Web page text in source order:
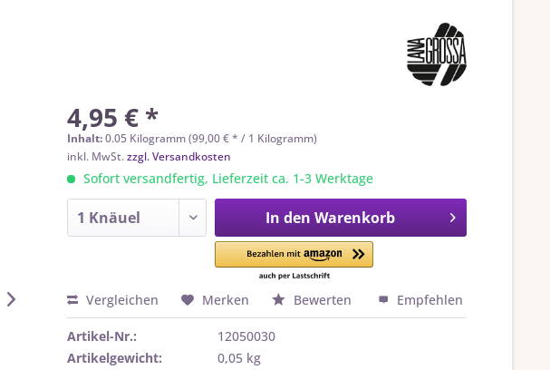
4,95 € *
Inhalt:0.05 Kilogramm (99,00 € * / 1 Kilogramm)
inkl. MwSt.zzgl. Versandkosten
Sofort versandfertig, Lieferzeit ca. 1-3 Werktage
In den Warenkorb
Vergleichen Merken Bewerten Empfehlen
Artikel-Nr.:
12050030
Artikelgewicht:
0,05 kg